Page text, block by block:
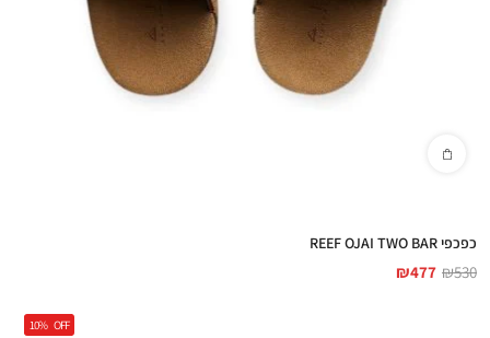
כפכפי REEF OJAI TWO BAR
₪530
₪477
10% OFF